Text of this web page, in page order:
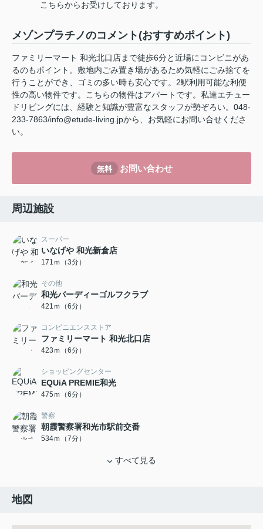
こちらからお受けしております。
メゾンプラチノのコメント(おすすめポイント)
ファミリーマート 和光北口店まで徒歩6分と近場にコンビニがあ
るのもポイント。敷地内ごみ置き場があるため気軽にごみ捨てを
行うことができ、ゴミの多い時も安心です。2駅利用可能な利便
性の高い物件です。こちらの物件はアパートです。私達エチュー
ドリビングには、経験と知識が豊富なスタッフが勢ぞろい。048-
233-7863/info@etude-living.jpから、お気軽にお問い合せくださ
い。
無料 お問い合わせ
周辺施設
スーパー
いなげや 和光新倉店
171ｍ（3分）
その他
和光バーディーゴルフクラブ
421ｍ（6分）
コンビニエンスストア
ファミリーマート 和光北口店
423ｍ（6分）
ショッピングセンター
EQUiA PREMIE和光
475ｍ（6分）
警察
朝霞警察署和光市駅前交番
534ｍ（7分）
すべて見る
地図